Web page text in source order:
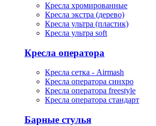
Кресла хромированные
Кресла экстра (дерево)
Кресла ультра (пластик)
Кресла ультра soft
Кресла оператора
Кресла сетка - Airmash
Кресла оператора синхро
Кресла оператора freestyle
Кресла оператора стандарт
Барные стулья